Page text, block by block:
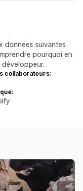
données suivantes
pourquoi en
développeur.
collaborateurs: